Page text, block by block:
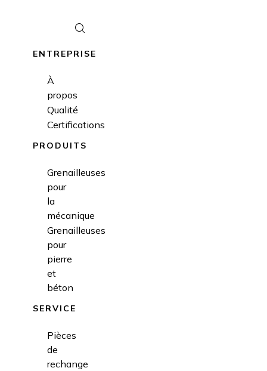
ENTREPRISE
À
propos
Qualité
Certifications
PRODUITS
Grenailleuses
pour
la
mécanique
Grenailleuses
pour
pierre
et
béton
SERVICE
Pièces
de
rechange